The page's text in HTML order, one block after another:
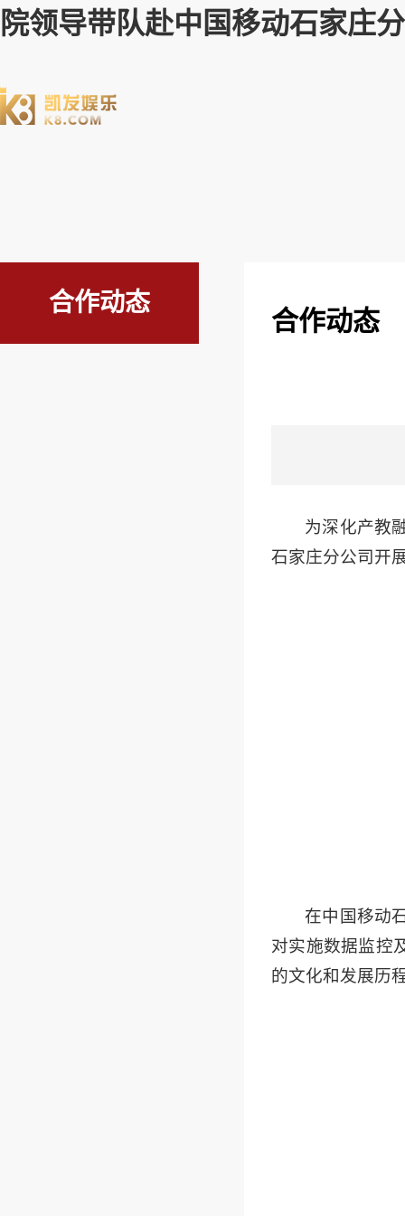
院领导带队赴中国移动石家庄
合作动态
合作动态
为深化产教
石家庄分公司开
在中国移动
对实施数据监控
的文化和发展历